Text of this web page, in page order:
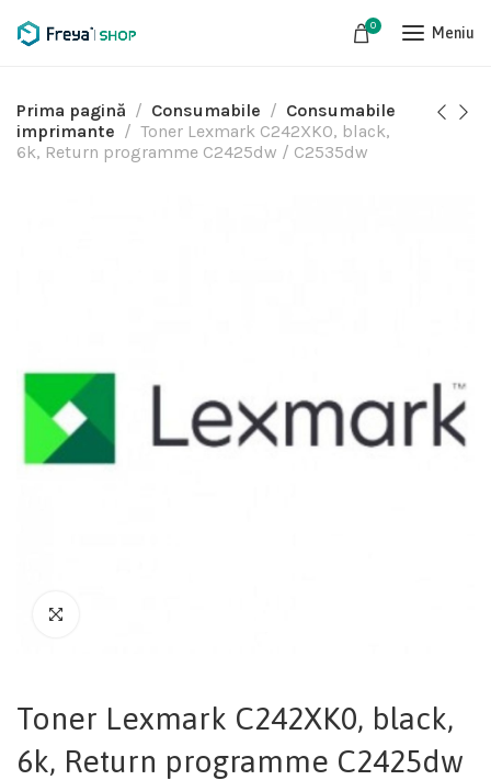
0 Meniu
Prima pagină Consumabile
Consumabile
imprimante
Toner Lexmark C242XK0, black,
6k, Return programme C2425dw / C2535dw
Toner Lexmark C242XK0, black,
6k, Return programme C2425dw